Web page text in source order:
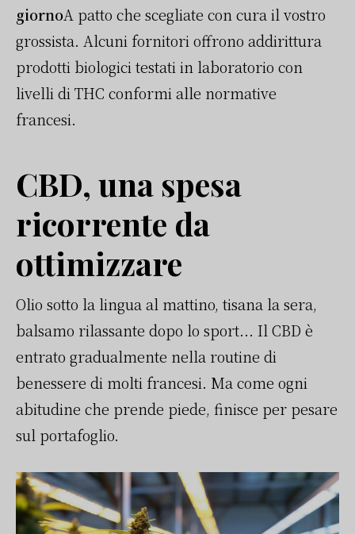
giornoA patto che scegliate con cura il vostro
grossista. Alcuni fornitori offrono addirittura
prodotti biologici testati in laboratorio con
livelli di THC conformi alle normative
francesi.
CBD, una spesa
ricorrente da
ottimizzare
Olio sotto la lingua al mattino, tisana la sera,
balsamo rilassante dopo lo sport... Il CBD è
entrato gradualmente nella routine di
benessere di molti francesi. Ma come ogni
abitudine che prende piede, finisce per pesare
sul portafoglio.